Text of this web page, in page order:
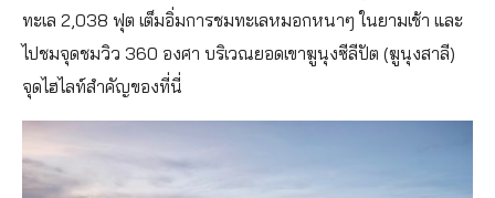
ทะเล 2,038 ฟุต เต็มอิ่มการชมทะเลหมอกหนาๆ ในยามเช้า และ
ไปชมจุดชมวิว 360 องศา บริเวณยอดเขาฆูนุงซีลีปัต (ฆูนุงสาลี)
จุดไฮไลท์สำคัญของที่นี่